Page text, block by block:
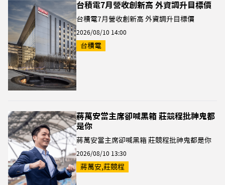
台積電7月營收創新高 外資調升目標價
台積電7月營收創新高 外資調升目標價
2026/08/10 14:00
台積電
蔣萬安當主席卻喊黑箱 莊競程批神鬼都
是你
蔣萬安當主席卻喊黑箱 莊競程批神鬼都是你
2026/08/10 13:30
蔣萬安,莊競程